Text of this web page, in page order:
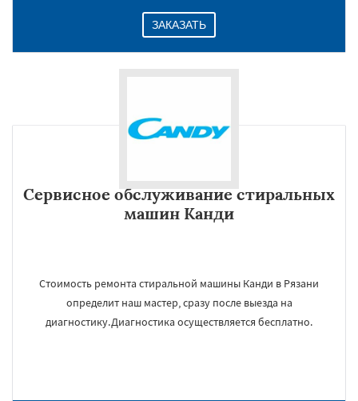
ЗАКАЗАТЬ
Сервисное обслуживание стиральных
машин Канди
Стоимость ремонта стиральной машины Канди в Рязани
определит наш мастер, сразу после выезда на
диагностику.Диагностика осуществляется бесплатно.